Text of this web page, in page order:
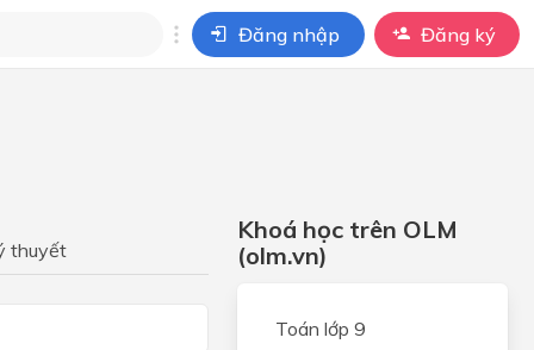
Đăng nhập Đăng ký
thuyết
Khoá học trên OLM
(olm.vn)
Toán lớp 9